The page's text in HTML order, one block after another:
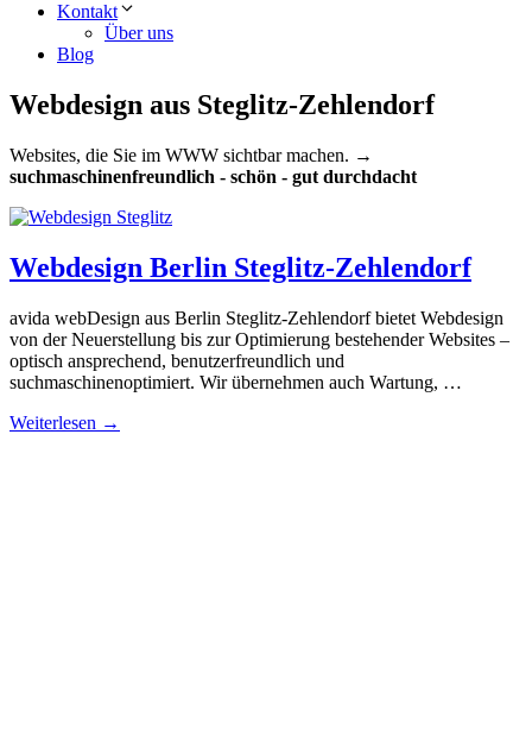
Kontakt
Über uns
Blog
Webdesign aus Steglitz-Zehlendorf
Websites, die Sie im WWW sichtbar machen. →
suchmaschinenfreundlich - schön - gut durchdacht
Webdesign Berlin Steglitz-Zehlendorf
avida webDesign aus Berlin Steglitz-Zehlendorf bietet Webdesign
von der Neuerstellung bis zur Optimierung bestehender Websites –
optisch ansprechend, benutzerfreundlich und
suchmaschinenoptimiert. Wir übernehmen auch Wartung, …
Weiterlesen →